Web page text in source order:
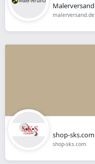
Malerversand
malerversand.de
shop-sks.com
shop-sks.com